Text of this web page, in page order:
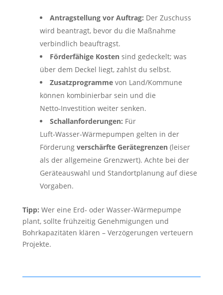
Antragstellung vor Auftrag: Der Zuschuss
wird beantragt, bevor du die Maßnahme
verbindlich beauftragst.
Förderfähige Kostensind gedeckelt; was
über dem Deckel liegt, zahlst du selbst.
Zusatzprogrammevon Land/Kommune
können kombinierbar sein und die
Netto‑Investition weiter senken.
Schallanforderungen: Für
Luft‑Wasser‑Wärmepumpen gelten in der
Förderung verschärfte Gerätegrenzen(leiser
als der allgemeine Grenzwert). Achte bei der
Geräteauswahl und Standortplanung auf diese
Vorgaben.
Tipp: Wer eine Erd‑ oder Wasser‑Wärmepumpe
plant, sollte frühzeitig Genehmigungen und
Bohrkapazitäten klären – Verzögerungen verteuern
Projekte.